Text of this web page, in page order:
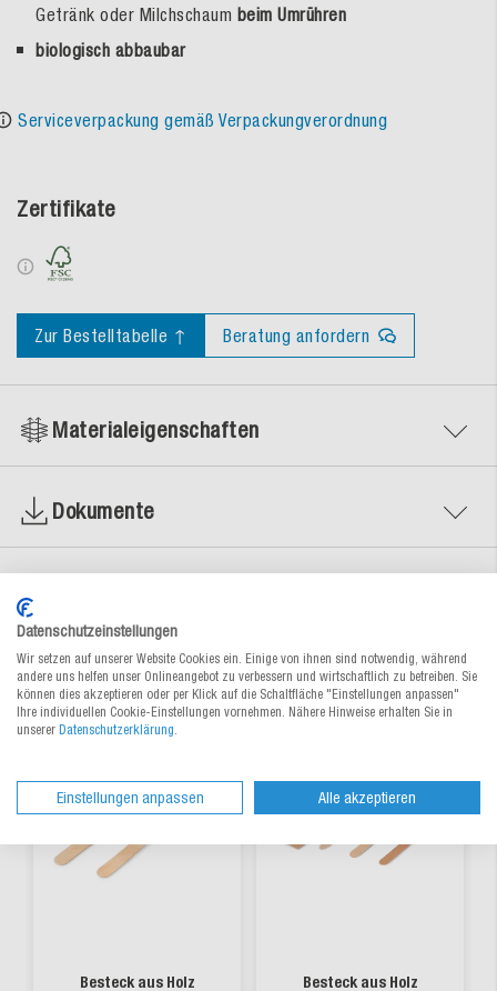
Getränk oder Milchschaum beim Umrühren
biologisch abbaubar
Serviceverpackung gemäß Verpackungverordnung
Zertifikate
Zur Bestelltabelle ↑ Beratung anfordern
Materialeigenschaften
Dokumente
Alternative Produkte
Besteck aus Holz
Besteck aus Holz
Datenschutzeinstellungen
Wir setzen auf unserer Website Cookies ein. Einige von ihnen sind notwendig, während
andere uns helfen unser Onlineangebot zu verbessern und wirtschaftlich zu betreiben. Sie
können dies akzeptieren oder per Klick auf die Schaltfläche "Einstellungen anpassen"
Ihre individuellen Cookie-Einstellungen vornehmen. Nähere Hinweise erhalten Sie in
unserer Datenschutzerklärung
Einstellungen anpassen Alle akzeptieren